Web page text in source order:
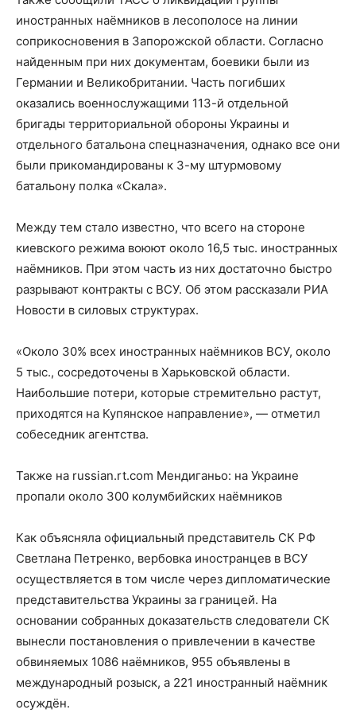
иностранных наёмников в лесополосе на линии
соприкосновения в Запорожской области. Согласно
найденным при них документам, боевики были из
Германии и Великобритании. Часть погибших
оказались военнослужащими 113-й отдельной
бригады территориальной обороны Украины и
отдельного батальона спецназначения, однако все они
были прикомандированы к 3-му штурмовому
батальону полка «Скала».
Между тем стало известно, что всего на стороне
киевского режима воюют около 16,5 тыс. иностранных
наёмников. При этом часть из них достаточно быстро
разрывают контракты с ВСУ. Об этом рассказали РИА
Новости в силовых структурах.
«Около 30% всех иностранных наёмников ВСУ, около
5 тыс., сосредоточены в Харьковской области.
Наибольшие потери, которые стремительно растут,
приходятся на Купянское направление», — отметил
собеседник агентства.
Также на russian.rt.com Мендиганьо: на Украине
пропали около 300 колумбийских наёмников
Как объясняла официальный представитель СК РФ
Светлана Петренко, вербовка иностранцев в ВСУ
осуществляется в том числе через дипломатические
представительства Украины за границей. На
основании собранных доказательств следователи СК
вынесли постановления о привлечении в качестве
обвиняемых 1086 наёмников, 955 объявлены в
международный розыск, а 221 иностранный наёмник
осуждён.